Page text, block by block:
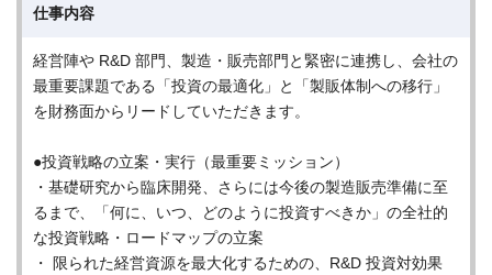
仕事内容
経営陣や R&D 部門、製造・販売部門と緊密に連携し、会社の
最重要課題である「投資の最適化」と「製販体制への移行」
を財務面からリードしていただきます。
●投資戦略の立案・実行（最重要ミッション）
・基礎研究から臨床開発、さらには今後の製造販売準備に至
るまで、「何に、いつ、どのように投資すべきか」の全社的
な投資戦略・ロードマップの立案
・ 限られた経営資源を最大化するための、R&D 投資対効果